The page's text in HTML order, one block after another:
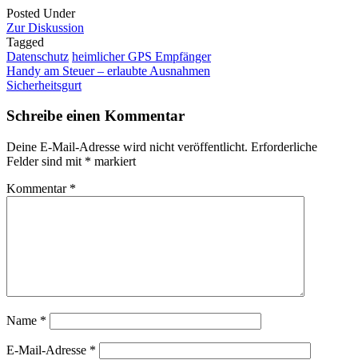
Posted Under
Zur Diskussion
Tagged
Datenschutz heimlicher GPS Empfänger
Post
navigation
Handy am Steuer – erlaubte Ausnahmen
Sicherheitsgurt
Schreibe einen Kommentar
Deine E-Mail-Adresse wird nicht veröffentlicht. Erforderliche
Felder sind mit * markiert
Kommentar *
Name *
E-Mail-Adresse *